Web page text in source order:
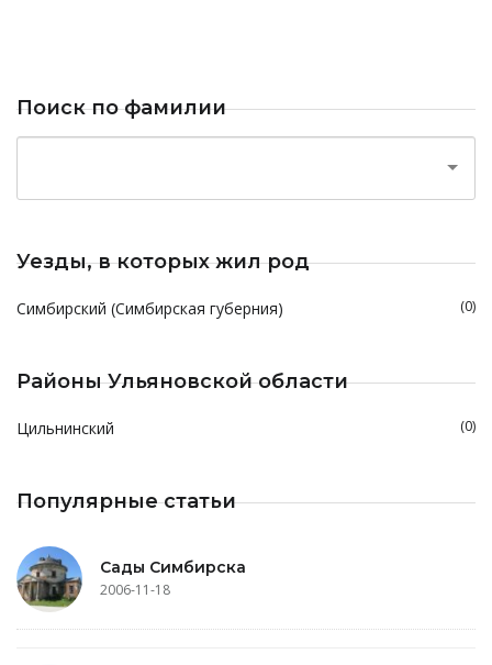
Поиск по фамилии
Уезды, в которых жил род
Симбирский (Симбирская губерния) (0)
Районы Ульяновской области
Цильнинский (0)
Популярные статьи
Сады Симбирска
2006-11-18